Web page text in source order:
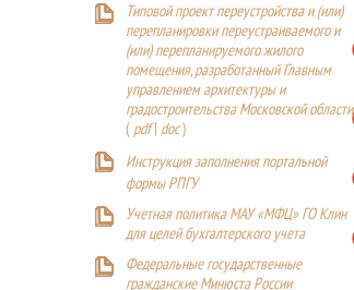
Типовой проект переустройства и (или)
перепланировки переустраиваемого и
(или) перепланируемого жилого
помещения, разработанный Главным
управлением архитектуры и
градостроительства Московской области
(pdf| doc)
Инструкция заполнения портальной
формы РПГУ
Учетная политика МАУ «МФЦ» ГО Клин
для целей бухгалтерского учета
Федеральные государственные
гражданские Минюста России